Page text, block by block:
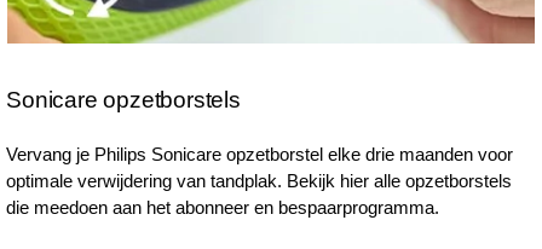
Sonicare opzetborstels
Vervang je Philips Sonicare opzetborstel elke drie maanden voor
optimale verwijdering van tandplak. Bekijk hier alle opzetborstels
die meedoen aan het abonneer en bespaarprogramma.